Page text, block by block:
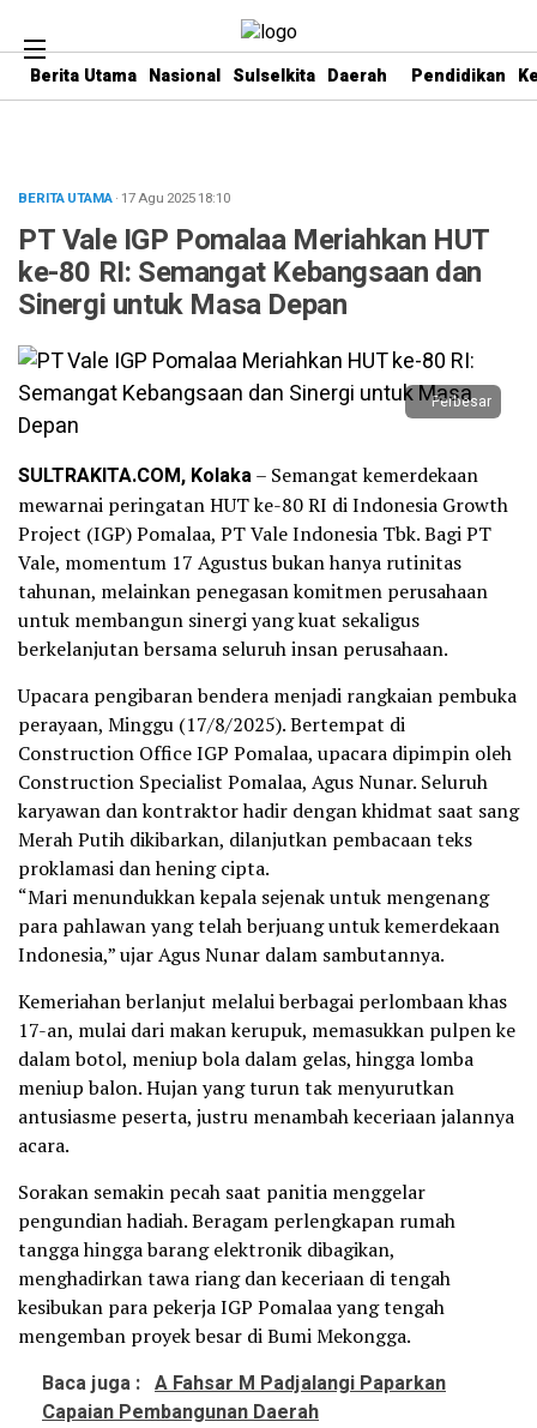
Berita Utama Nasional Sulselkita Daerah Pendidikan
BERITA UTAMA· 17 Agu 202518:10
PT Vale IGP Pomalaa Meriahkan HUT
ke-80 RI: Semangat Kebangsaan dan
Sinergi untuk Masa Depan
Perbesar
SULTRAKITA.COM, Kolaka– Semangat kemerdekaan
mewarnai peringatan HUT ke-80 RI di Indonesia Growth
Project (IGP) Pomalaa, PT Vale Indonesia Tbk. Bagi PT
Vale, momentum 17 Agustus bukan hanya rutinitas
tahunan, melainkan penegasan komitmen perusahaan
untuk membangun sinergi yang kuat sekaligus
berkelanjutan bersama seluruh insan perusahaan.
Upacara pengibaran bendera menjadi rangkaian pembuka
perayaan, Minggu (17/8/2025). Bertempat di
Construction Office IGP Pomalaa, upacara dipimpin oleh
Construction Specialist Pomalaa, Agus Nunar. Seluruh
karyawan dan kontraktor hadir dengan khidmat saat sang
Merah Putih dikibarkan, dilanjutkan pembacaan teks
proklamasi dan hening cipta.
“Mari menundukkan kepala sejenak untuk mengenang
para pahlawan yang telah berjuang untuk kemerdekaan
Indonesia,” ujar Agus Nunar dalam sambutannya.
Kemeriahan berlanjut melalui berbagai perlombaan khas
17-an, mulai dari makan kerupuk, memasukkan pulpen ke
dalam botol, meniup bola dalam gelas, hingga lomba
meniup balon. Hujan yang turun tak menyurutkan
antusiasme peserta, justru menambah keceriaan jalannya
acara.
Sorakan semakin pecah saat panitia menggelar
pengundian hadiah. Beragam perlengkapan rumah
tangga hingga barang elektronik dibagikan,
menghadirkan tawa riang dan keceriaan di tengah
kesibukan para pekerja IGP Pomalaa yang tengah
mengemban proyek besar di Bumi Mekongga.
Baca juga : A Fahsar M Padjalangi Paparkan
Capaian Pembangunan Daerah